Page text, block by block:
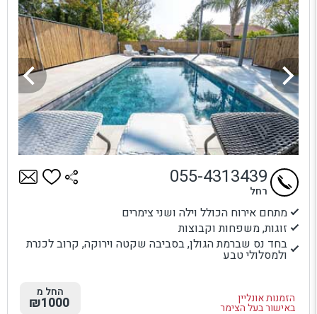
מתחם אירוח הכולל וילה ושני צימרים
זוגות, משפחות וקבוצות
בחד נס שברמת הגולן, בסביבה שקטה וירוקה, קרוב לכנרת
ולמסלולי טבע
הזמנות אונליין
באישור בעל הצימר
055-4313439
רחל
החל מ
₪1000